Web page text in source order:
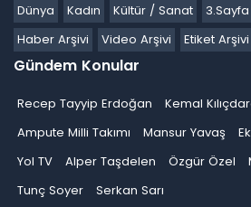
Dünya
Kadın Kültür / Sanat 3.Sayfa
Haber Arşivi
Video Arşivi Etiket Arşivi
Gündem Konular
Recep Tayyip Erdoğan Kemal
Ampute Milli Takımı
Mansur Yavaş
Yol TV
Alper Taşdelen Özgür Özel
Tunç Soyer
Serkan Sarı